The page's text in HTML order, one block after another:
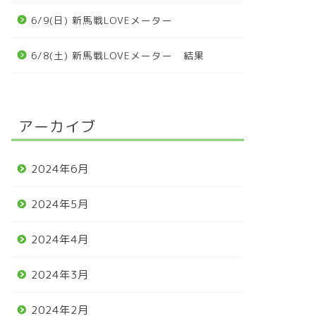
6/9(日) 新馬戦LOVEメーター
6/8(土) 新馬戦LOVEメーター 結果
アーカイブ
2024年6月
2024年5月
2024年4月
2024年3月
2024年2月